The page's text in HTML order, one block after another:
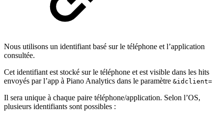
Nous utilisons un identifiant basé sur le téléphone et l’application
consultée.
Cet identifiant est stocké sur le téléphone et est visible dans les hits
envoyés par l’app à Piano Analytics dans le paramètre &idclient=
Il sera unique à chaque paire téléphone/application. Selon l’OS,
plusieurs identifiants sont possibles :